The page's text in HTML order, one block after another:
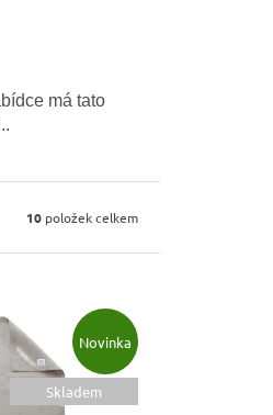
má tato
10 položek celkem
Novinka
Skladem